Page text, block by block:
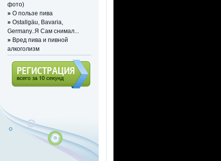
фото)
» О пользе пива
» Ostallgäu, Bavaria,
Germany..Я Сам снимал...
» Вред пива и пивной
алкоголизм